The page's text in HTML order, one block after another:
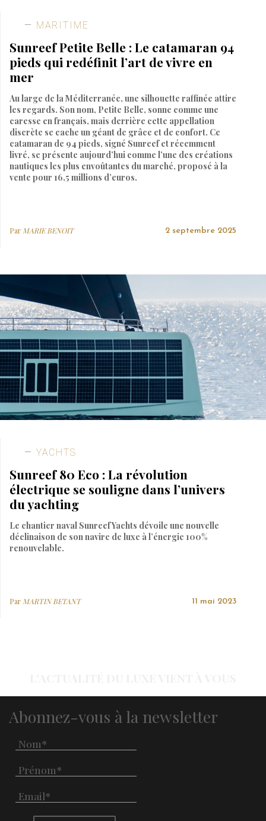
MARITIME
Sunreef Petite Belle : Le catamaran 94
pieds qui redéfinit l’art de vivre en
mer
Au large de la Méditerranée, une silhouette raffinée attire
les regards. Son nom, Petite Belle, sonne comme une
caresse en français, mais derrière cette appellation
discrète se cache un géant de grâce et de confort. Ce
catamaran de 94 pieds, signé Sunreef et récemment
livré, se présente aujourd’hui comme l’une des créations
nautiques les plus envoûtantes du marché, proposé à la
vente pour 16,5 millions d’euros.
ParMARIE BENOIT 2 septembre 2025
YACHTS
Sunreef 80 Eco : La révolution
électrique se souligne dans l’univers
du yachting
Le chantier naval Sunreef Yachts dévoile une nouvelle
déclinaison de son navire de luxe à l’énergie 100%
renouvelable.
Par MARTIN BETANT 11 mai 2023
Abonnez-vous à la newsletter